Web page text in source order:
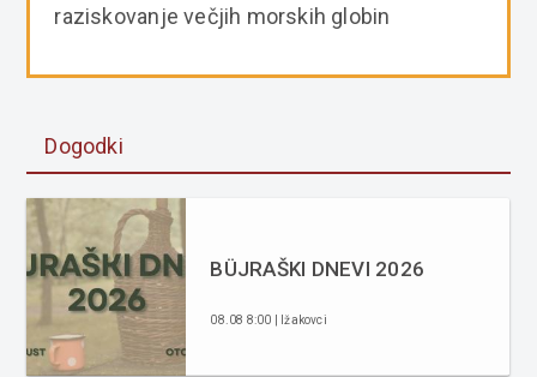
raziskovanje večjih morskih globin
Dogodki
BÜJRAŠKI DNEVI 2026
08.08 8:00 | Ižakovci